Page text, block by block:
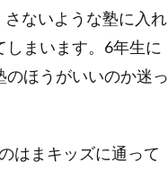
ないような塾に入れ
まいます。 6年生に
ほうがいいのか迷っ
はまキッズに通って